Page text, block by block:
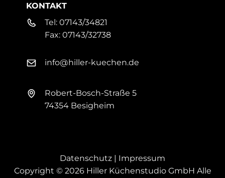
KONTAKT
Tel:07143/34821
Fax:07143/32738
info@hiller-kuechen.de
Robert-Bosch-Straße 5
74354 Besigheim
Datenschutz | Impressum
Copyright © 2026 Hiller Küchenstudio GmbH Alle